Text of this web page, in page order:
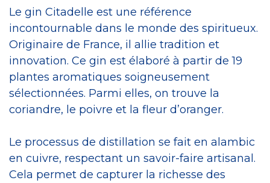
Le gin Citadelle est une référence
incontournable dans le monde des spiritueux.
Originaire de France, il allie tradition et
innovation. Ce gin est élaboré à partir de 19
plantes aromatiques soigneusement
sélectionnées. Parmi elles, on trouve la
coriandre, le poivre et la fleur d’oranger.
Le processus de distillation se fait en alambic
en cuivre, respectant un savoir-faire artisanal.
Cela permet de capturer la richesse des